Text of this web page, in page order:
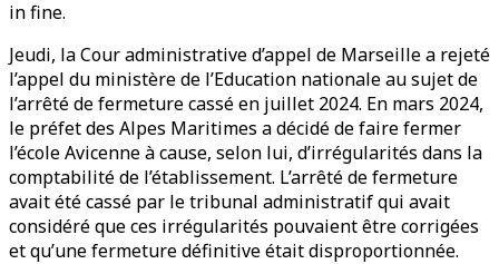
in fine.
Jeudi, la Cour administrative d’appel de Marseille a rejeté
l’appel du ministère de l’Education nationale au sujet de
l’arrêté de fermeture cassé en juillet 2024. En mars 2024,
le préfet des Alpes Maritimes a décidé de faire fermer
l’école Avicenne à cause, selon lui, d’irrégularités dans la
comptabilité de l’établissement. L’arrêté de fermeture
avait été cassé par le tribunal administratif qui avait
considéré que ces irrégularités pouvaient être corrigées
et qu’une fermeture définitive était disproportionnée.